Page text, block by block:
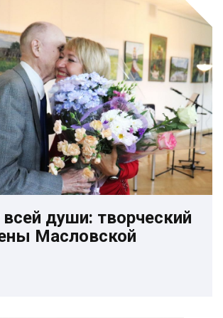
души: творческий
Масловской